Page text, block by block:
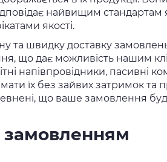
найвищим стандартам
якості.
та швидку доставку
що дає можливість нашим
напівпровідники, пасивні
їх без зайвих затримок та
що ваше замовлення